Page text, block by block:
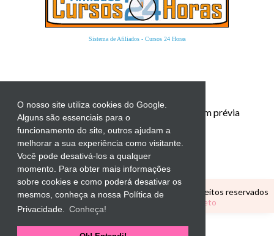
O nosso site utiliza cookies do Google.
Alguns são essenciais para o
funcionamento do site, outros ajudam a
melhorar a sua experiência como visitante.
Você pode desativá-los a qualquer
momento. Para obter mais informações
sobre cookies e como poderá desativar os
mesmos, conheça a nossa Política de
Privacidade.
Conheça!
Sistema de Afiliados- Cursos 24 Horas
Proibida a reprodução total ou parcial sem prévia
autorização.
Copyright © CANTINHO EDUCATIVOTodos os direitos reservados
Tema Personalizado por
Elaine Gaspareto